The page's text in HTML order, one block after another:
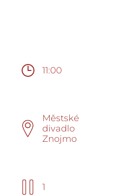
11:00
Městské
divadlo
Znojmo
1